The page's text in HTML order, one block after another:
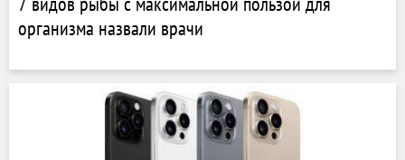
организма назвали врачи